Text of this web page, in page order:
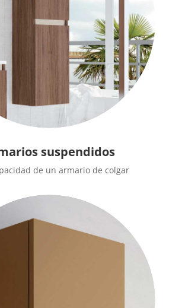
suspendidos
de un armario de colgar